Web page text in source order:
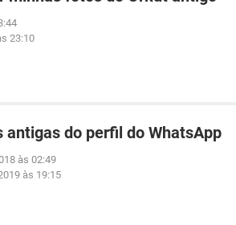
23:10
antigas do perfil do WhatsApp
às 02:49
às 19:15